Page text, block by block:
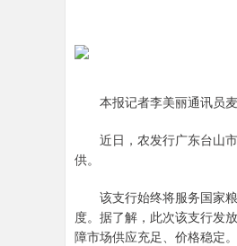
本报记者李美丽通讯员麦
近日，农发行广东台山市
供。
该支行始终将服务国家粮
度。据了解，此次该支行发
障市场供应充足、价格稳定。